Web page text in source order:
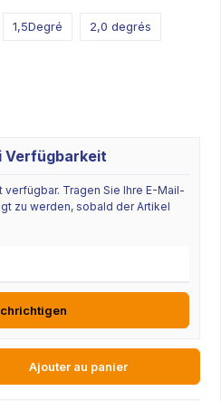
1,5Degré 2,0 degrés
Verfügbarkeit
Tragen Sie Ihre E-Mail-
zu werden, sobald der Artikel
Ajouter au panier